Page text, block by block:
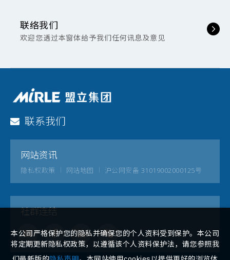
联络我们
欢迎您透过本窗体给予我们任何讯息及意见
联系我们
网站资讯
隐私权政策 网站地图 沪公网安备 31019002000125号
社群连结
本公司严格保护您的隐私并确保您的个人资料受到保护。本公司
将定期更新隐私权政策，以遵循该个人资料保护法，请您参照我